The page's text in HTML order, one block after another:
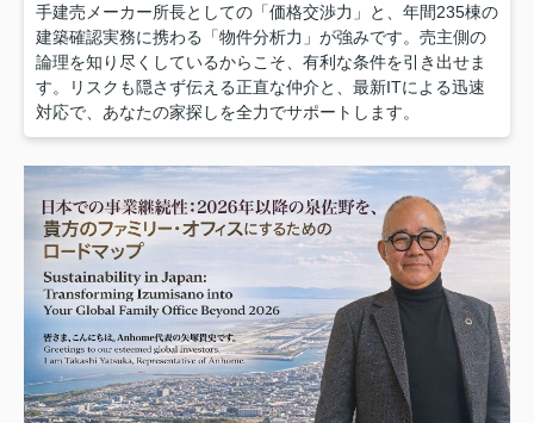
手建売メーカー所長としての「価格交渉力」と、年間235棟の
建築確認実務に携わる「物件分析力」が強みです。売主側の
論理を知り尽くしているからこそ、有利な条件を引き出せま
す。リスクも隠さず伝える正直な仲介と、最新ITによる迅速
対応で、あなたの家探しを全力でサポートします。